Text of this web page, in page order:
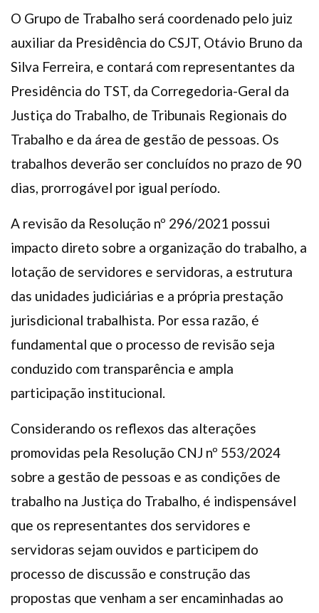
O Grupo de Trabalho será coordenado pelo juiz
auxiliar da Presidência do CSJT, Otávio Bruno da
Silva Ferreira, e contará com representantes da
Presidência do TST, da Corregedoria-Geral da
Justiça do Trabalho, de Tribunais Regionais do
Trabalho e da área de gestão de pessoas. Os
trabalhos deverão ser concluídos no prazo de 90
dias, prorrogável por igual período.
A revisão da Resolução nº 296/2021 possui
impacto direto sobre a organização do trabalho, a
lotação de servidores e servidoras, a estrutura
das unidades judiciárias e a própria prestação
jurisdicional trabalhista. Por essa razão, é
fundamental que o processo de revisão seja
conduzido com transparência e ampla
participação institucional.
Considerando os reflexos das alterações
promovidas pela Resolução CNJ nº 553/2024
sobre a gestão de pessoas e as condições de
trabalho na Justiça do Trabalho, é indispensável
que os representantes dos servidores e
servidoras sejam ouvidos e participem do
processo de discussão e construção das
propostas que venham a ser encaminhadas ao